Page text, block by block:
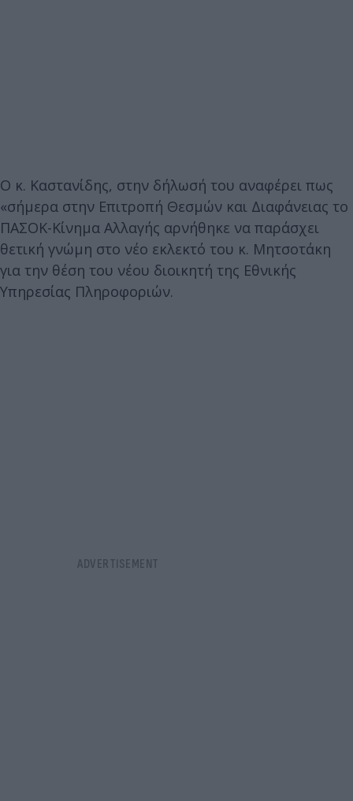
Ο κ. Καστανίδης, στην δήλωσή του αναφέρει πως
«σήμερα στην Επιτροπή Θεσμών και Διαφάνειας το
ΠΑΣΟΚ-Κίνημα Αλλαγής αρνήθηκε να παράσχει
θετική γνώμη στο νέο εκλεκτό του κ. Μητσοτάκη
για την θέση του νέου διοικητή της Εθνικής
Υπηρεσίας Πληροφοριών.